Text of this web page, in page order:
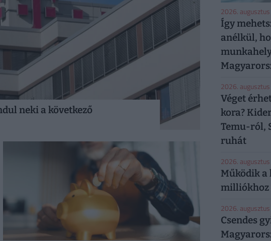
neki a következő
2026.
Így
anélkül,
2026.
Véget
kora?
Temu-ról,
ruhát
2026.
Működik
milliókhoz
2026.
Csendes